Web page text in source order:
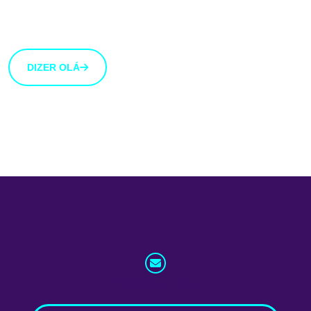
DIZER OLÁ